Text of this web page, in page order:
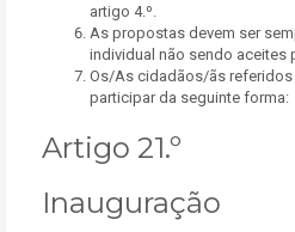
artigo 4.º.
As propostas devem ser
individual não sendo aceites
Os/As cidadãos/ãs
participar da seguinte forma:
Artigo 21.º
Inauguração